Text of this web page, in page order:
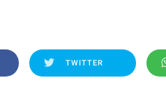
TWITTER